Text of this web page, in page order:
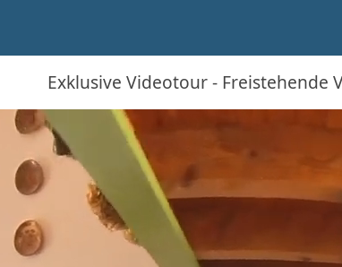
Exklusive Videotour - Freistehende